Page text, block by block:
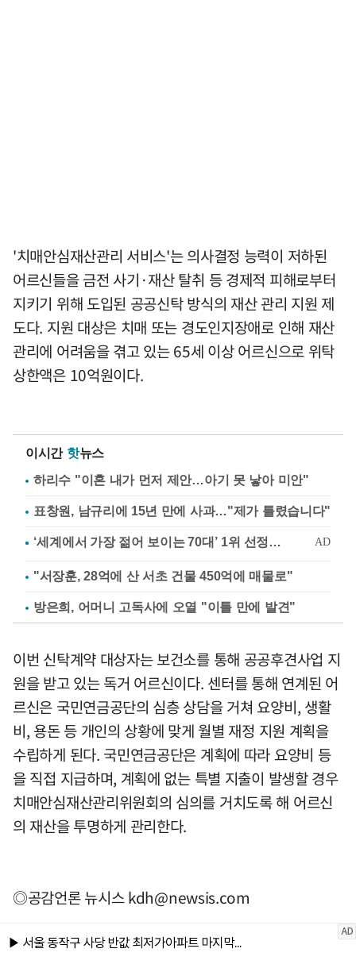
'치매안심재산관리 서비스'는 의사결정 능력이 저하된
어르신들을 금전 사기·재산 탈취 등 경제적 피해로부터
지키기 위해 도입된 공공신탁 방식의 재산 관리 지원 제
도다. 지원 대상은 치매 또는 경도인지장애로 인해 재산
관리에 어려움을 겪고 있는 65세 이상 어르신으로 위탁
상한액은 10억원이다.
이시간 핫뉴스
하리수 "이혼 내가 먼저 제안…아기 못 낳아 미안"
표창원, 남규리에 15년 만에 사과…"제가 틀렸습니다"
"서장훈, 28억에 산 서초 건물 450억에 매물로"
방은희, 어머니 고독사에 오열 "이틀 만에 발견"
이번 신탁계약 대상자는 보건소를 통해 공공후견사업 지
원을 받고 있는 독거 어르신이다. 센터를 통해 연계된 어
르신은 국민연금공단의 심층 상담을 거쳐 요양비, 생활
비, 용돈 등 개인의 상황에 맞게 월별 재정 지원 계획을
수립하게 된다. 국민연금공단은 계획에 따라 요양비 등
을 직접 지급하며, 계획에 없는 특별 지출이 발생할 경우
치매안심재산관리위원회의 심의를 거치도록 해 어르신
의 재산을 투명하게 관리한다.
◎공감언론 뉴시스kdh@newsis.com